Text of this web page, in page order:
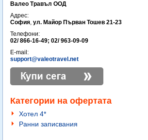
Валео Травъл ООД
Адрес:
София, ул. Майор Първан Тошев 21-23
Телефони:
02/ 866-16-49; 02/ 963-09-09
E-mail:
support@valeotravel.net
Категории на офертата
Хотел 4*
Ранни записвания